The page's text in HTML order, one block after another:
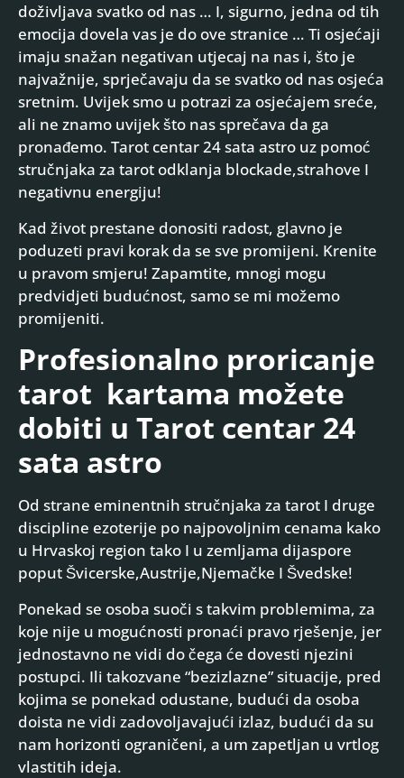
doživljava svatko od nas … I, sigurno, jedna od tih
emocija dovela vas je do ove stranice … Ti osjećaji
imaju snažan negativan utjecaj na nas i, što je
najvažnije, sprječavaju da se svatko od nas osjeća
sretnim. Uvijek smo u potrazi za osjećajem sreće,
ali ne znamo uvijek što nas sprečava da ga
pronađemo. Tarot centar 24 sata astro uz pomoć
stručnjaka za tarot odklanja blockade,strahove I
negativnu energiju!
Kad život prestane donositi radost, glavno je
poduzeti pravi korak da se sve promijeni. Krenite
u pravom smjeru! Zapamtite, mnogi mogu
predvidjeti budućnost, samo se mi možemo
promijeniti.
Profesionalno proricanje
tarot kartama možete
dobiti u Tarot centar 24
sata astro
Od strane eminentnih stručnjaka za tarot I druge
discipline ezoterije po najpovoljnim cenama kako
u Hrvaskoj region tako I u zemljama dijaspore
poput Švicerske,Austrije,Njemačke I Švedske!
Ponekad se osoba suoči s takvim problemima, za
koje nije u mogućnosti pronaći pravo rješenje, jer
jednostavno ne vidi do čega će dovesti njezini
postupci. Ili takozvane “bezizlazne” situacije, pred
kojima se ponekad odustane, budući da osoba
doista ne vidi zadovoljavajući izlaz, budući da su
nam horizonti ograničeni, a um zapetljan u vrtlog
vlastitih ideja.